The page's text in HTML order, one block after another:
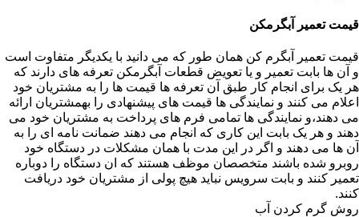
قیمت تعمیر آبگرمکن
قیمت تعمیر آبگرم کن همان طور که می دانید با یکدیگر متفاوت است
و آن ها بابت تعمیر و یا تعویض قطعات آبگرمکن تعرفه های دارند که
هر یک برای انجام کار طبق آن تعرفه ها قیمت ها را به مشتریان خود
اعلام می کنند و نمایندگی ها قیمت های پیشنهادی را بهمشتریان ارائه
می دهند،و نمایندگی ها تمامی فرم های پرداخت به مشتریان خود می
دهند و هر یک بابت این کاری که انجام می دهند ضمانت نامه ای را به
آن ها می دهند و اگر در این مدت با همان مشکلات در دستگاه خود
روبرو شده باشند متخصصان موظف هستند که ان دستگاه را دوباره
تعمیر کنند و بابت سرویس نباید هیچ پولی از مشتریان خود دریافت
کنند.
روش گرم کردن آب